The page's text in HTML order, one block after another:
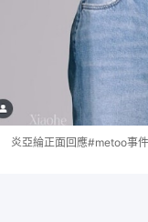
炎亞綸正面回應#metoo事